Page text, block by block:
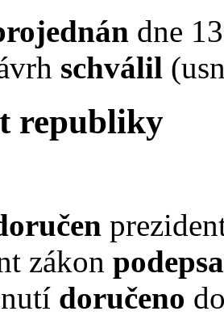
dne
schválil
republiky
zákon
doručeno